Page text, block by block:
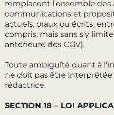
remplacent l'ensemble des
communications et
actuels, oraux ou écrits,
compris, mais sans s'y
antérieure des CGV).
Toute ambiguïté quant à
ne doit pas être
rédactrice.
SECTION 18 – LOI